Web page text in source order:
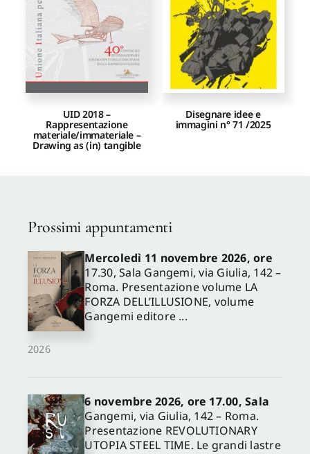
UID 2018 –
Rappresentazione
materiale/immateriale –
Drawing as (in) tangible
Disegnare idee e
immagini n° 71 /2025
Prossimi appuntamenti
2026
Mercoledì 11 novembre 2026, ore
17.30, Sala Gangemi, via Giulia, 142 –
Roma. Presentazione volume LA
FORZA DELL’ILLUSIONE, volume
Gangemi editore ...
6 novembre 2026, ore 17.00, Sala
Gangemi, via Giulia, 142 – Roma.
Presentazione REVOLUTIONARY
UTOPIA STEEL TIME. Le grandi lastre